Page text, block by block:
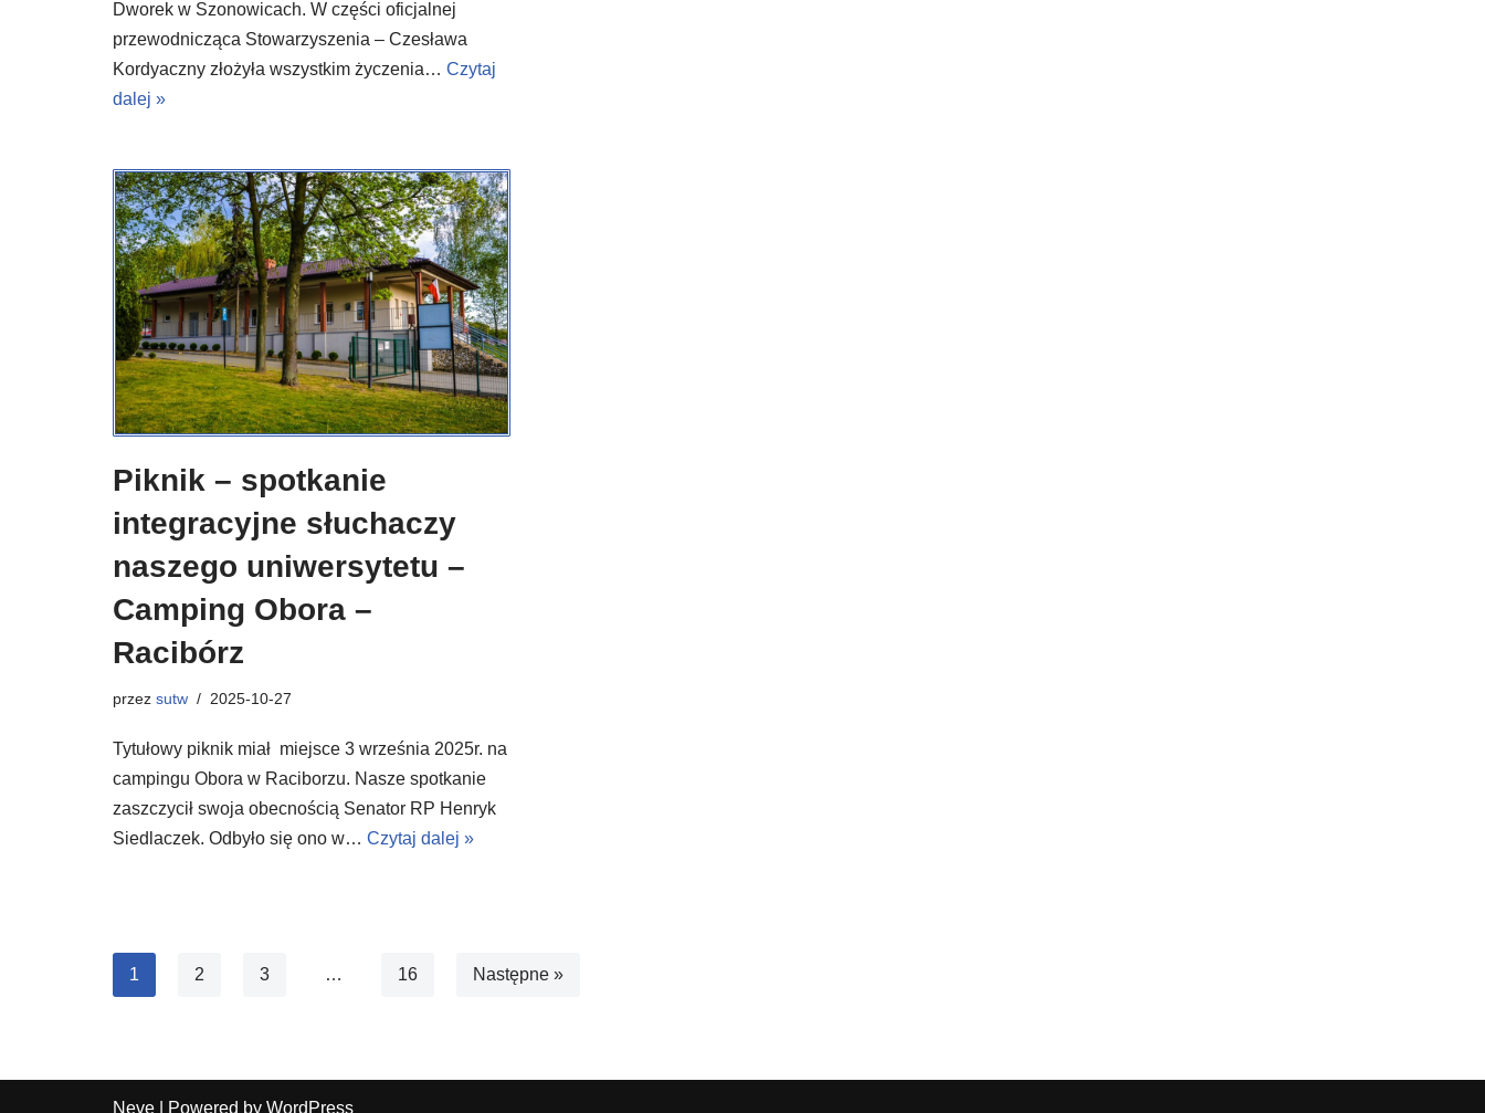
Dworek w Szonowicach. W części oficjalnej
przewodnicząca Stowarzyszenia – Czesława
Kordyaczny złożyła wszystkim życzenia… Czytaj
dalej »
Piknik – spotkanie
integracyjne słuchaczy
naszego uniwersytetu –
Camping Obora –
Racibórz
przez sutw 2025-10-27
Tytułowy piknik miał miejsce 3 września 2025r. na
campingu Obora w Raciborzu. Nasze spotkanie
zaszczycił swoja obecnością Senator RP Henryk
Siedlaczek. Odbyło się ono w… Czytaj dalej »
1 2 3 … 16 Następne »
Neve | Powered by WordPress